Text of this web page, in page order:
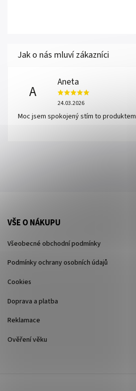
A
Aneta
24.03.2026
Moc jsem spokojený stím to produktem
VŠE O NÁKUPU
Všeobecné obchodní podmínky
Podmínky ochrany osobních údajů
Cookies
Doprava a platba
Reklamace
Ověření věku